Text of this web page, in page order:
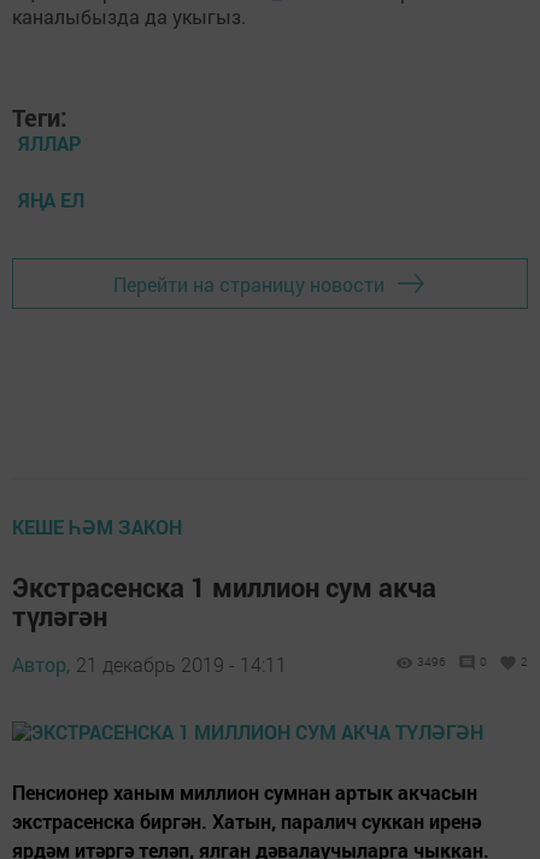
каналыбызда да укыгыз.
Теги:
ЯЛЛАР
ЯҢА ЕЛ
Перейти на страницу новости
КЕШЕ ҺӘМ ЗАКОН
Экстрасенска 1 миллион сум акча
түләгән
Автор, 21 декабрь 2019 - 14:11 3496 0 2
Пенсионер ханым миллион сумнан артык акчасын
экстрасенска биргән. Хатын, паралич суккан иренә
ярдәм итәргә теләп, ялган дәвалаучыларга чыккан.